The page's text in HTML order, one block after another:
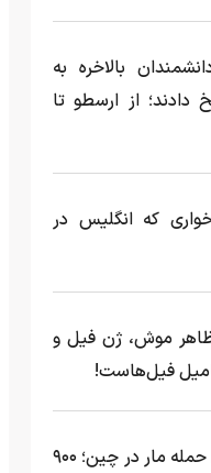
بالاخره به
از ارسطو تا
که انگلیس در
ظاهر موش، ژن فیل و
فیل‌هاست!
(ویدئو) اعلام وضعیت اضطراری حمله مار‌ در چین؛ ۹۰۰